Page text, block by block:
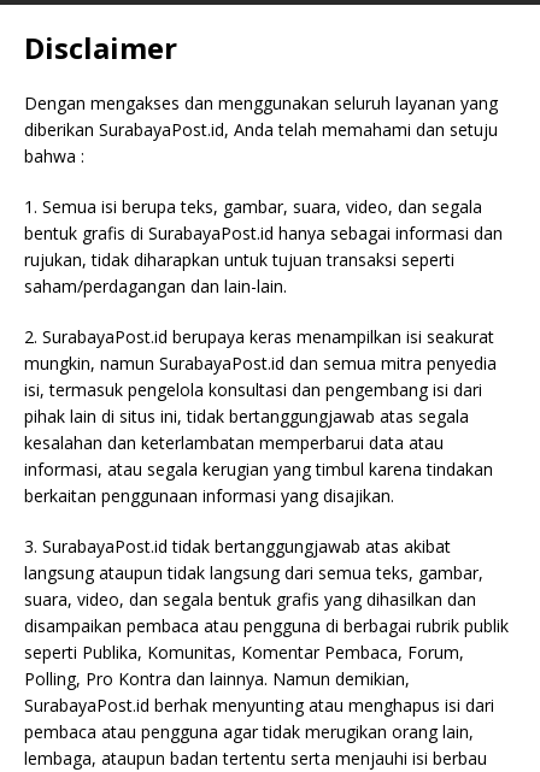
Disclaimer
Dengan mengakses dan menggunakan seluruh layanan yang
diberikan SurabayaPost.id, Anda telah memahami dan setuju
bahwa :
1. Semua isi berupa teks, gambar, suara, video, dan segala
bentuk grafis di SurabayaPost.id hanya sebagai informasi dan
rujukan, tidak diharapkan untuk tujuan transaksi seperti
saham/perdagangan dan lain-lain.
2. SurabayaPost.id berupaya keras menampilkan isi seakurat
mungkin, namun SurabayaPost.id dan semua mitra penyedia
isi, termasuk pengelola konsultasi dan pengembang isi dari
pihak lain di situs ini, tidak bertanggungjawab atas segala
kesalahan dan keterlambatan memperbarui data atau
informasi, atau segala kerugian yang timbul karena tindakan
berkaitan penggunaan informasi yang disajikan.
3. SurabayaPost.id tidak bertanggungjawab atas akibat
langsung ataupun tidak langsung dari semua teks, gambar,
suara, video, dan segala bentuk grafis yang dihasilkan dan
disampaikan pembaca atau pengguna di berbagai rubrik publik
seperti Publika, Komunitas, Komentar Pembaca, Forum,
Polling, Pro Kontra dan lainnya. Namun demikian,
SurabayaPost.id berhak menyunting atau menghapus isi dari
pembaca atau pengguna agar tidak merugikan orang lain,
lembaga, ataupun badan tertentu serta menjauhi isi berbau